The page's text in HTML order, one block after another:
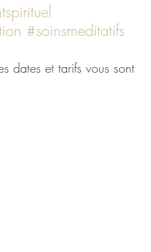
#soinsmeditatifs
dates et tarifs vous sont